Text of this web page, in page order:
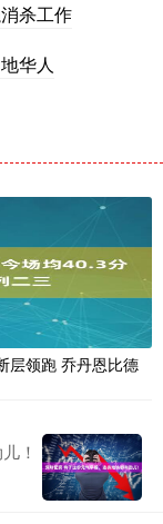
杀工作
华人
层领跑 乔丹恩比德
！